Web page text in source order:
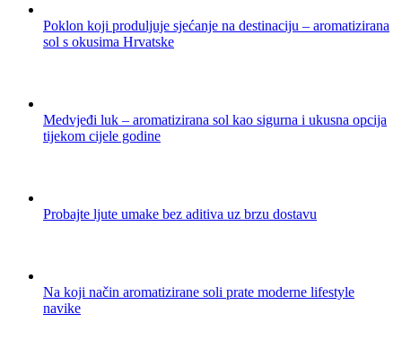
Poklon koji produljuje sjećanje na destinaciju – aromatizirana
sol s okusima Hrvatske
Medvjeđi luk – aromatizirana sol kao sigurna i ukusna opcija
tijekom cijele godine
Probajte ljute umake bez aditiva uz brzu dostavu
Na koji način aromatizirane soli prate moderne lifestyle
navike